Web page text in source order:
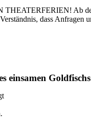
Ab
dass Anfragen
einsamen Goldfischs